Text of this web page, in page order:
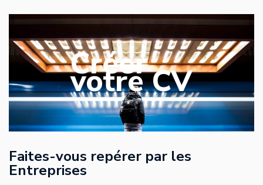
Créer
votre CV
Faites-vous repérer par les
Entreprises